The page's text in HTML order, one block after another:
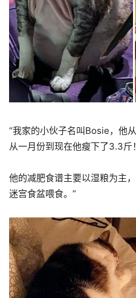
“我家的小伙子名叫Bosie，他
从一月份到现在他瘦下了3.3斤！
他的减肥食谱主要以湿粮为主
迷宫食盆喂食。”